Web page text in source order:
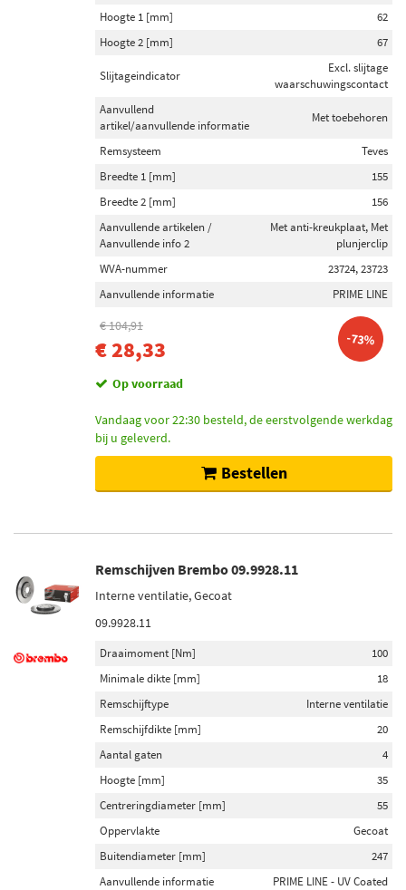
Hoogte 1 [mm]
62
Hoogte 2 [mm]
67
Slijtageindicator
Excl. slijtage
waarschuwingscontact
Aanvullend
artikel/aanvullende informatie
Met toebehoren
Remsysteem
Teves
Breedte 1 [mm]
155
Breedte 2 [mm]
156
Aanvullende artikelen /
Aanvullende info 2
Met anti-kreukplaat, Met
plunjerclip
WVA-nummer
23724, 23723
Aanvullende informatie
PRIME LINE
€ 104,91
€ 28,33 -73%
Op voorraad
Vandaag voor 22:30 besteld, de eerstvolgende werkdag
bij u geleverd.
Bestellen
Remschijven Brembo 09.9928.11
Interne ventilatie, Gecoat
09.9928.11
Draaimoment [Nm]
100
Minimale dikte [mm]
18
Remschijftype
Interne ventilatie
Remschijfdikte [mm]
20
Aantal gaten
4
Hoogte [mm]
35
Centreringdiameter [mm]
55
Oppervlakte
Gecoat
Buitendiameter [mm]
247
Aanvullende informatie
PRIME LINE - UV Coated